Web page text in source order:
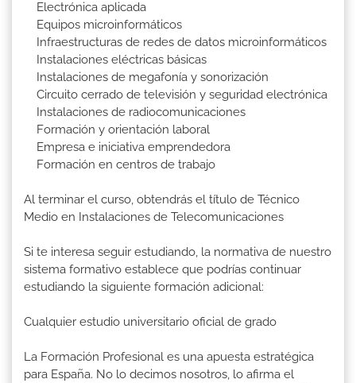
Electrónica aplicada
Equipos microinformáticos
Infraestructuras de redes de datos microinformáticos
Instalaciones eléctricas básicas
Instalaciones de megafonía y sonorización
Circuito cerrado de televisión y seguridad electrónica
Instalaciones de radiocomunicaciones
Formación y orientación laboral
Empresa e iniciativa emprendedora
Formación en centros de trabajo
Al terminar el curso, obtendrás el título de Técnico
Medio en Instalaciones de Telecomunicaciones
Si te interesa seguir estudiando, la normativa de nuestro
sistema formativo establece que podrías continuar
estudiando la siguiente formación adicional:
Cualquier estudio universitario oficial de grado
La Formación Profesional es una apuesta estratégica
para España. No lo decimos nosotros, lo afirma el